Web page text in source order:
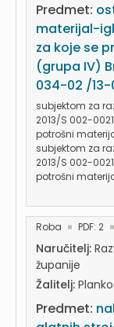
Predmet:
materijal-
za koje se
(grupa IV)
034-02 /13-
subjektom za
2013/S 002-
potrošni
subjektom za
2013/S 002-
potrošni
Roba PDF: 2
Naručitelj:
županije
Žalitelj:
Predmet: